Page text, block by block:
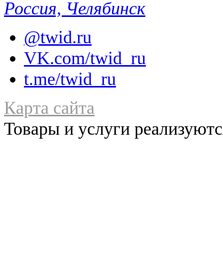
Россия, Челябинск
@twid.ru
VK.com/twid_ru
t.me/twid_ru
Карта сайта
Товары и услуги